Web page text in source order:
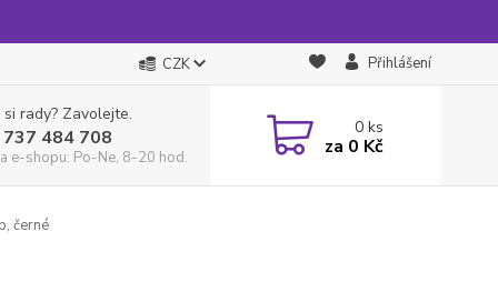
CZK Přihlášení
rady? Zavolejte.
484 708
e-shopu: Po-Ne, 8-20 hod.
0ks
za 0 Kč
černé